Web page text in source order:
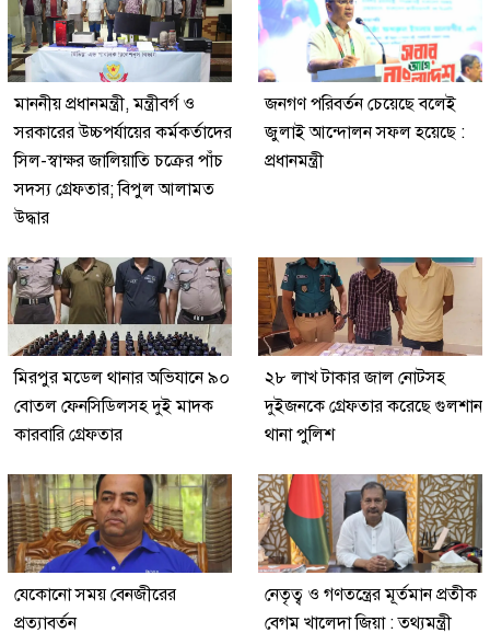
মাননীয় প্রধানমন্ত্রী, মন্ত্রীবর্গ ও
সরকারের উচ্চপর্যায়ের কর্মকর্তাদের
সিল-স্বাক্ষর জালিয়াতি চক্রের পাঁচ
সদস্য গ্রেফতার; বিপুল আলামত
উদ্ধার
জনগণ পরিবর্তন চেয়েছে বলেই
জুলাই আন্দোলন সফল হয়েছে :
প্রধানমন্ত্রী
মিরপুর মডেল থানার অভিযানে ৯০
বোতল ফেনসিডিলসহ দুই মাদক
কারবারি গ্রেফতার
২৮ লাখ টাকার জাল নোটসহ
দুইজনকে গ্রেফতার করেছে গুলশান
থানা পুলিশ
যেকোনো সময় বেনজীরের
প্রত্যাবর্তন
নেতৃত্ব ও গণতন্ত্রের মূর্তমান প্রতীক
বেগম খালেদা জিয়া : তথ্যমন্ত্রী